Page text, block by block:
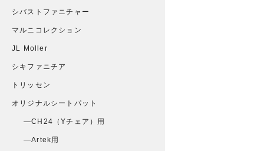
シバストファニチャー
マルニコレクション
JL Moller
シキファニチア
トリッセン
オリジナルシートパット
CH24（Yチェア）用
Artek用